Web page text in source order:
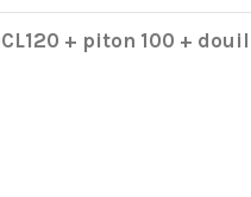
+ piton 100 +